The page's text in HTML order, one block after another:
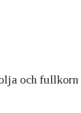
och fullkorn